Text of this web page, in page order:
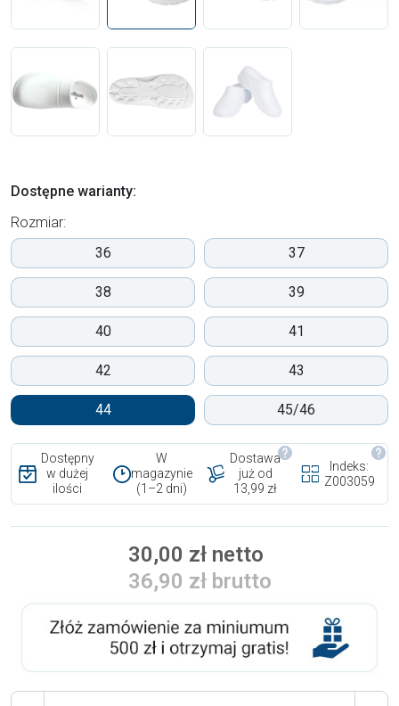
Dostępne warianty:
Rozmiar:
36
37
38 39
40 41
42 43
44 45/46
Dostępny
w dużej
ilości
W
magazynie
(1–2 dni)
Dostawa
już od
13,99 zł
Indeks:
Z003059
30,00 zł netto
36,90 zł brutto